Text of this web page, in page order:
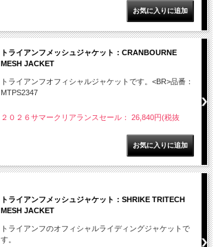
トライアンフメッシュジャケット：CRANBOURNE
MESH JACKET
トライアンフオフィシャルジャケットです。<BR>品番：
MTPS2347
２０２６サマークリアランスセール： 26,840円(税抜
トライアンフメッシュジャケット：SHRIKE TRITECH
MESH JACKET
トライアンフのオフィシャルライディングジャケットで
す。